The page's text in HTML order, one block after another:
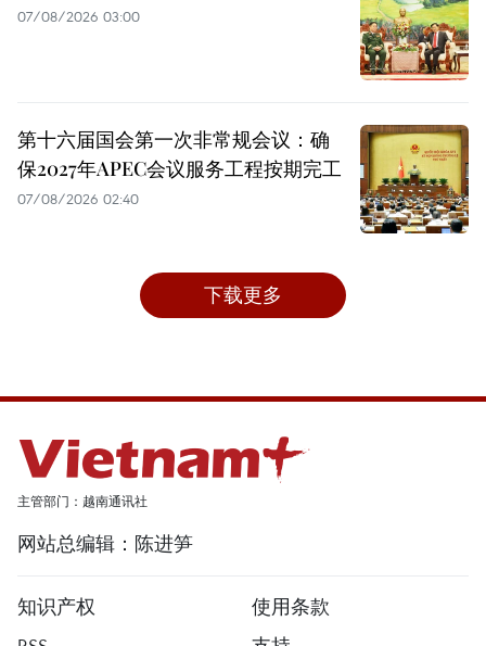
07/08/2026 03:00
第十六届国会第一次非常规会议：确
保2027年APEC会议服务工程按期完工
07/08/2026 02:40
下载更多
主管部门：越南通讯社
网站总编辑：陈进笋
知识产权
使用条款